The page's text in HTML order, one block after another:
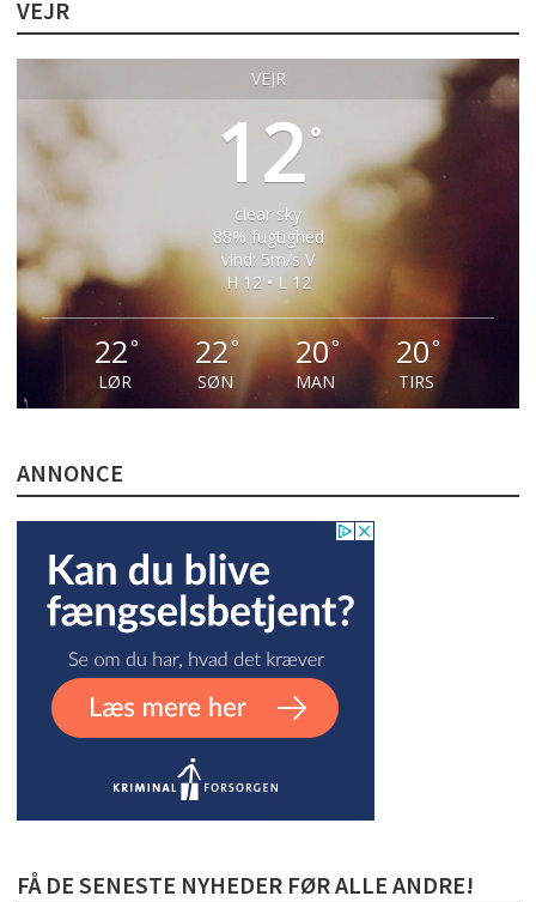
VEJR
VEJR
12°
clear sky
88% fugtighed
vind: 5m/s V
H 12 • L 12
22°
LØR
22°
SØN
20°
MAN
20°
TIRS
ANNONCE
FÅ DE SENESTE NYHEDER FØR ALLE ANDRE!